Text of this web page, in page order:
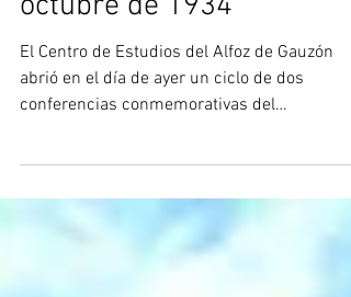
sobre la revolución de
octubre de 1934
El Centro de Estudios del Alfoz de Gauzón
conferencias conmemorativas del